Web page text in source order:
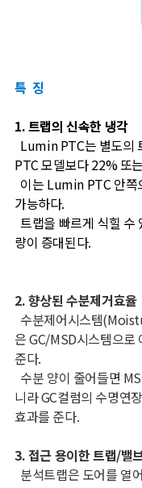
특 징
1. 트랩의 신속한 냉각
Lumin PTC는 별도의
PTC 모델보다 22% 또
이는 Lumin PTC 안쪽
가능하다.
트랩을 빠르게 식힐 수
량이 증대된다.
2. 향상된 수분제거효율
수분제어시스템
은 GC/MSD시스템으로
준다.
수분 양이 줄어들면
니라 GC컬럼의 수명연
효과를 준다.
3. 접근 용이한 트랩/밸
분석트랩은 도어를 열